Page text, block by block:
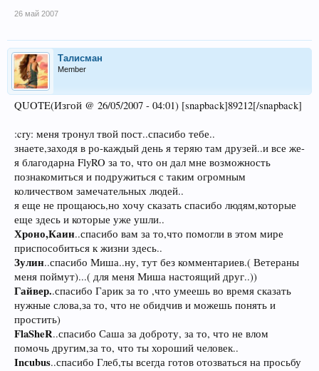
26 май 2007
Талисман
Member
QUOTE(Изгой @ 26/05/2007 - 04:01) [snapback]89212[/snapback]
:cry: меня тронул твой пост..спасибо тебе..
знаете,заходя в ро-каждый день я теряю там друзей..и все же-
я благодарна FlyRO за то, что он дал мне возможность
познакомиться и подружиться с таким огромным
количеством замечательных людей..
я еще не прощаюсь,но хочу сказать спасибо людям,которые
еще здесь и которые уже ушли..
Хроно,Каин..спасибо вам за то,что помогли в этом мире
приспособиться к жизни здесь..
Зулин..спасибо Миша..ну, тут без комментариев.( Ветераны
меня поймут)...( для меня Миша настоящий друг..))
Гайвер..спасибо Гарик за то ,что умеешь во время сказать
нужные слова,за то, что не обидчив и можешь понять и
простить)
FlaSheR..спасибо Саша за доброту, за то, что не влом
помочь другим,за то, что ты хороший человек..
Inсubus..спасибо Глеб,ты всегда готов отозваться на просьбу